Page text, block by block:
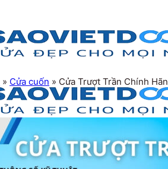
» Cửa cuốn » Cửa Trượt Trần Chính